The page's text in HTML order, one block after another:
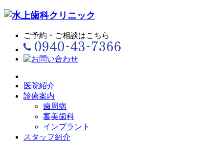
ご予約・ご相談はこちら
医院紹介
診療案内
歯周病
審美歯科
インプラント
スタッフ紹介